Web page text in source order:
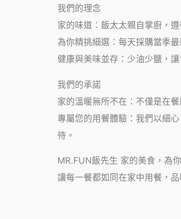
我們的理念
家的味道：飯太太親自掌廚，
為你精挑細選：每天採購當季
健康與美味並存：少油少鹽，
我們的承諾
家的溫暖無所不在：不僅是在
專屬您的用餐體驗：我們以細
待。
MR.FUN飯先生 家的美食，為
讓每一餐都如同在家中用餐，